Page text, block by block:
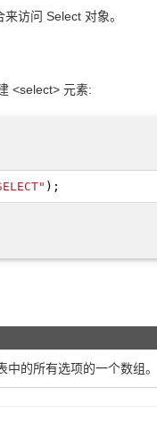
来访问 Select 对象。
<select> 元素:
);
中的所有选项的一个数组。